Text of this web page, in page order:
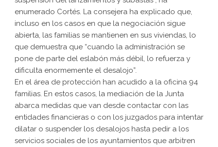
enumerado Cortés. La consejera ha explicado que,
incluso en los casos en que la negociación sigue
abierta, las familias se mantienen en sus viviendas, lo
que demuestra que “cuando la administración se
pone de parte del eslabón más débil, lo refuerza y
dificulta enormemente el desalojo”.
En el área de protección han acudido a la oficina 94
familias. En estos casos, la mediación de la Junta
abarca medidas que van desde contactar con las
entidades financieras o con los juzgados para intentar
dilatar o suspender los desalojos hasta pedir a los
servicios sociales de los ayuntamientos que arbitren